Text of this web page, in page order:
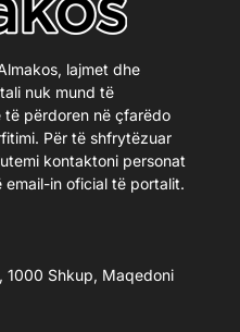
lajmet dhe
nuk mund të
të përdoren në çfarëdo
Për të shfrytëzuar
kontaktoni personat
email-in oficial të portalit.
1000 Shkup, Maqedoni